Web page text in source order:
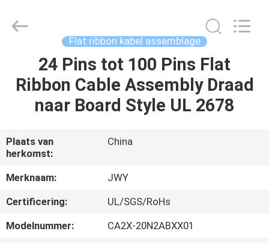
PRODUCTEN
ONGEVEER
ONS
FABRIEKSREIS
Electronic
Co.,Ltd.
Flat ribbon kabel assemblage
24 Pins tot 100 Pins Flat
Ribbon Cable Assembly Draad
naar Board Style UL 2678
Plaats van
herkomst:
China
Merknaam:
JWY
Certificering:
UL/SGS/RoHs
Modelnummer:
CA2X-20N2ABXX01